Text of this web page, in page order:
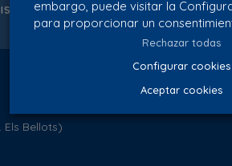
Els Bellots)
embargo, puede visitar la
para proporcionar un
Rechazar todas
Configurar cookies
Aceptar cookies